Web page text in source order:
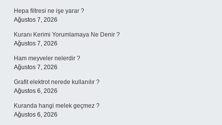
Hepa filtresi ne işe yarar ?
Ağustos 7, 2026
Kuranı Kerimi Yorumlamaya Ne Denir ?
Ağustos 7, 2026
Ham meyveler nelerdir ?
Ağustos 7, 2026
Grafit elektrot nerede kullanılır ?
Ağustos 6, 2026
Kuranda hangi melek geçmez ?
Ağustos 6, 2026